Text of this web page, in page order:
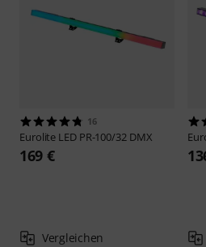
16
Eurolite LED PR-100/32 DMX
169 €
Vergleichen